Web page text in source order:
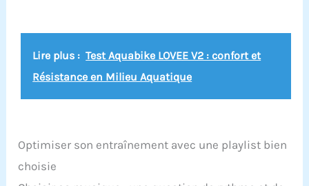
Préconisation : votre aquabike peut rester
Cependant, pour augmenter plus encore sa durée
de vie, sortez-le 2 à 3 fois/semaine et rincez-le au
jet à l'eau claire et laissez sécher la journée
Lire plus : Test Aquabike LOVEE V2 : confort et
Résistance en Milieu Aquatique
Optimiser son entraînement avec une playlist bien
choisie